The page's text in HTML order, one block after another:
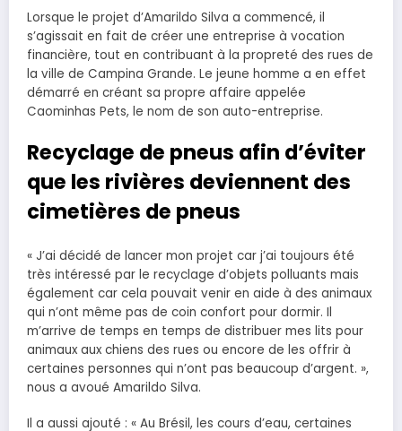
Lorsque le projet d’Amarildo Silva a commencé, il
s’agissait en fait de créer une entreprise à vocation
financière, tout en contribuant à la propreté des rues de
la ville de Campina Grande. Le jeune homme a en effet
démarré en créant sa propre affaire appelée
Caominhas Pets, le nom de son auto-entreprise.
Recyclage de pneus afin d’éviter
que les rivières deviennent des
cimetières de pneus
« J’ai décidé de lancer mon projet car j’ai toujours été
très intéressé par le recyclage d’objets polluants mais
également car cela pouvait venir en aide à des animaux
qui n’ont même pas de coin confort pour dormir. Il
m’arrive de temps en temps de distribuer mes lits pour
animaux aux chiens des rues ou encore de les offrir à
certaines personnes qui n’ont pas beaucoup d’argent. »,
nous a avoué Amarildo Silva.
Il a aussi ajouté : « Au Brésil, les cours d’eau, certaines